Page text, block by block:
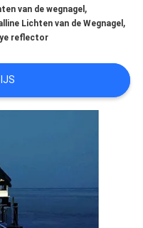
van de wegnagel ,
Lichten van de Wegnagel ,
reflector